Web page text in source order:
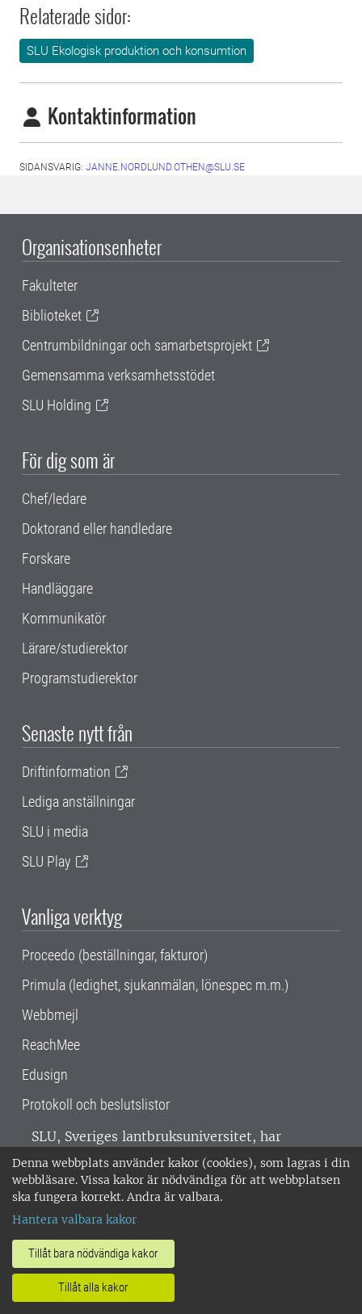
Denna webbplats använder kakor (cookies), som lagras i din
webbläsare. Vissa kakor är nödvändiga för att webbplatsen
ska fungera korrekt. Andra är valbara.
Hantera valbara kakor
Tillåt bara nödvändiga kakor
Tillåt alla kakor
Relaterade sidor:
SLU Ekologisk produktion och konsumtion
Kontaktinformation
SIDANSVARIG: JANNE.NORDLUND.OTHEN@SLU.SE
Organisationsenheter
Fakulteter
Biblioteket
Centrumbildningar och samarbetsprojekt
Gemensamma verksamhetsstödet
SLU Holding
För dig som är
Chef/ledare
Doktorand eller handledare
Forskare
Handläggare
Kommunikatör
Lärare/studierektor
Programstudierektor
Senaste nytt från
Driftinformation
Lediga anställningar
SLU i media
SLU Play
Vanliga verktyg
Proceedo (beställningar, fakturor)
Primula (ledighet, sjukanmälan, lönespec m.m.)
Webbmejl
ReachMee
Edusign
Protokoll och beslutslistor
SLU, Sveriges lantbruksuniversitet, har
verksamhet över hela Sverige. Huvudorter är
Alnarp, Uppsala och Umeå.SLU är
miljöcertifierat enligt ISO 14001. •
018-67 10 00 • Org nr: 202100-2817 •
Om SLU:s webbplatser
•Hantera kakor•Behandling av
personuppgifter